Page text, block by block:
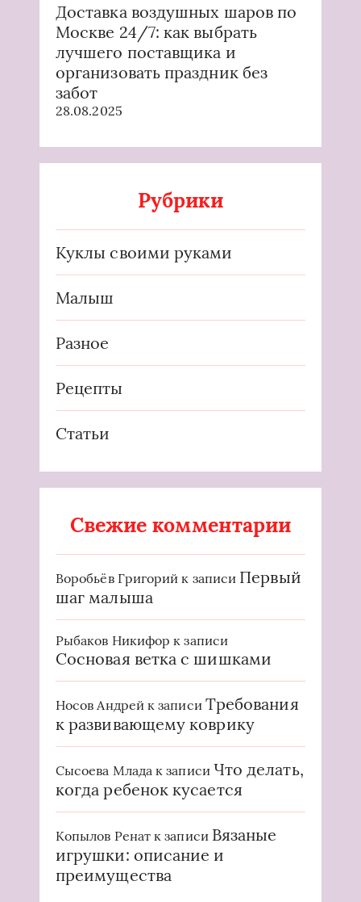
Доставка воздушных шаров по
Москве 24/7: как выбрать
лучшего поставщика и
организовать праздник без
забот
28.08.2025
Рубрики
Куклы своими руками
Малыш
Разное
Рецепты
Статьи
Свежие комментарии
Воробьёв Григорий к записи Первый
шаг малыша
Рыбаков Никифор к записи
Сосновая ветка с шишками
Носов Андрейк записи Требования
к развивающему коврику
Сысоева Млада к записи Что делать,
когда ребенок кусается
Копылов Ренат к записи Вязаные
игрушки: описание и
преимущества